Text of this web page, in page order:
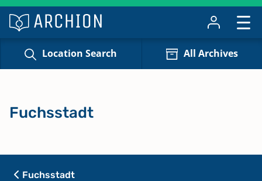
Location Search All Archives
Fuchsstadt
Fuchsstadt